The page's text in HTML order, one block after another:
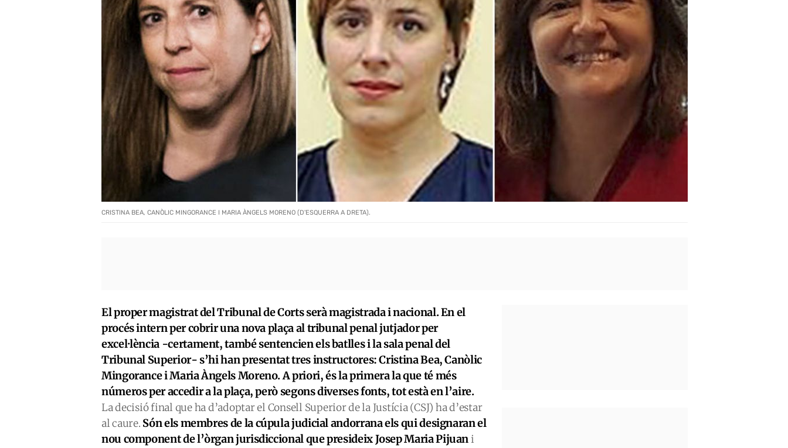
CRISTINA BEA, CANÒLIC MINGORANCE I MARIA ÀNGELS MORENO (D'ESQUERRA A DRETA).
El proper magistrat del Tribunal de Corts serà magistrada i nacional. En el
procés intern per cobrir una nova plaça al tribunal penal jutjador per
excel·lència -certament, també sentencien els batlles i la sala penal del
Tribunal Superior- s’hi han presentat tres instructores: Cristina Bea, Canòlic
Mingorance i Maria Àngels Moreno. A priori, és la primera la que té més
números per accedir a la plaça, però segons diverses fonts, tot està en l’aire.
La decisió final que ha d’adoptar el Consell Superior de la Justícia (CSJ) ha d’estar
al caure. Són els membres de la cúpula judicial andorrana els qui designaran el
nou component de l’òrgan jurisdiccional que presideix Josep Maria Pijuani